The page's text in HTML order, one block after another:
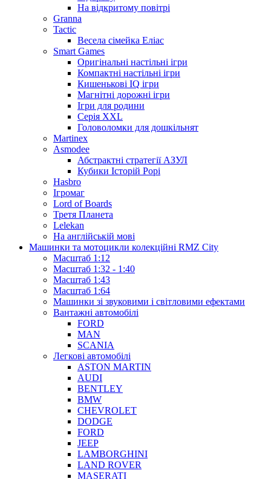
На відкритому повітрі
Granna
Tactic
Весела сімейка Еліас
Smart Games
Оригінальні настільні ігри
Компактні настільні ігри
Кишенькові IQ ігри
Магнітні дорожні ігри
Ігри для родини
Серія XXL
Головоломки для дошкільнят
Martinex
Asmodee
Абстрактні стратегії АЗУЛ
Кубики Історій Рорі
Hasbro
Ігромаг
Lord of Boards
Третя Планета
Lelekan
На англійській мові
Машинки та мотоцикли колекційні RMZ City
Масштаб 1:12
Масштаб 1:32 - 1:40
Масштаб 1:43
Масштаб 1:64
Машинки зі звуковими і світловими ефектами
Вантажні автомобілі
FORD
MAN
SCANIA
Легкові автомобілі
ASTON MARTIN
AUDI
BENTLEY
BMW
CHEVROLET
DODGE
FORD
JEEP
LAMBORGHINI
LAND ROVER
MASERATI